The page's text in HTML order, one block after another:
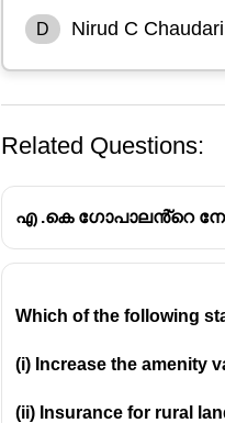
D Nirud C Chaudari
സമരത്തിന്റെ
Related Questions:
എ .കെ ഗോപാലൻ്റെ
Which of the following
(i) Increase the amenity
(ii) Insurance for rural